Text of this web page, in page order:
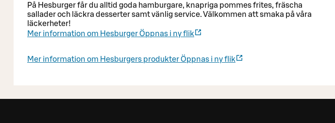
På Hesburger får du alltid goda hamburgare, knapriga pommes frites, fräscha
sallader och läckra desserter samt vänlig service. Välkommen att smaka på våra
läckerheter!
Mer information om HesburgerÖppnas i ny flik
Mer information om Hesburgers produkterÖppnas i ny flik